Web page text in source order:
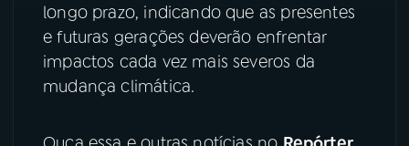
TikTok
longo prazo, indicando que as presentes
e futuras gerações deverão enfrentar
impactos cada vez mais severos da
mudança climática.